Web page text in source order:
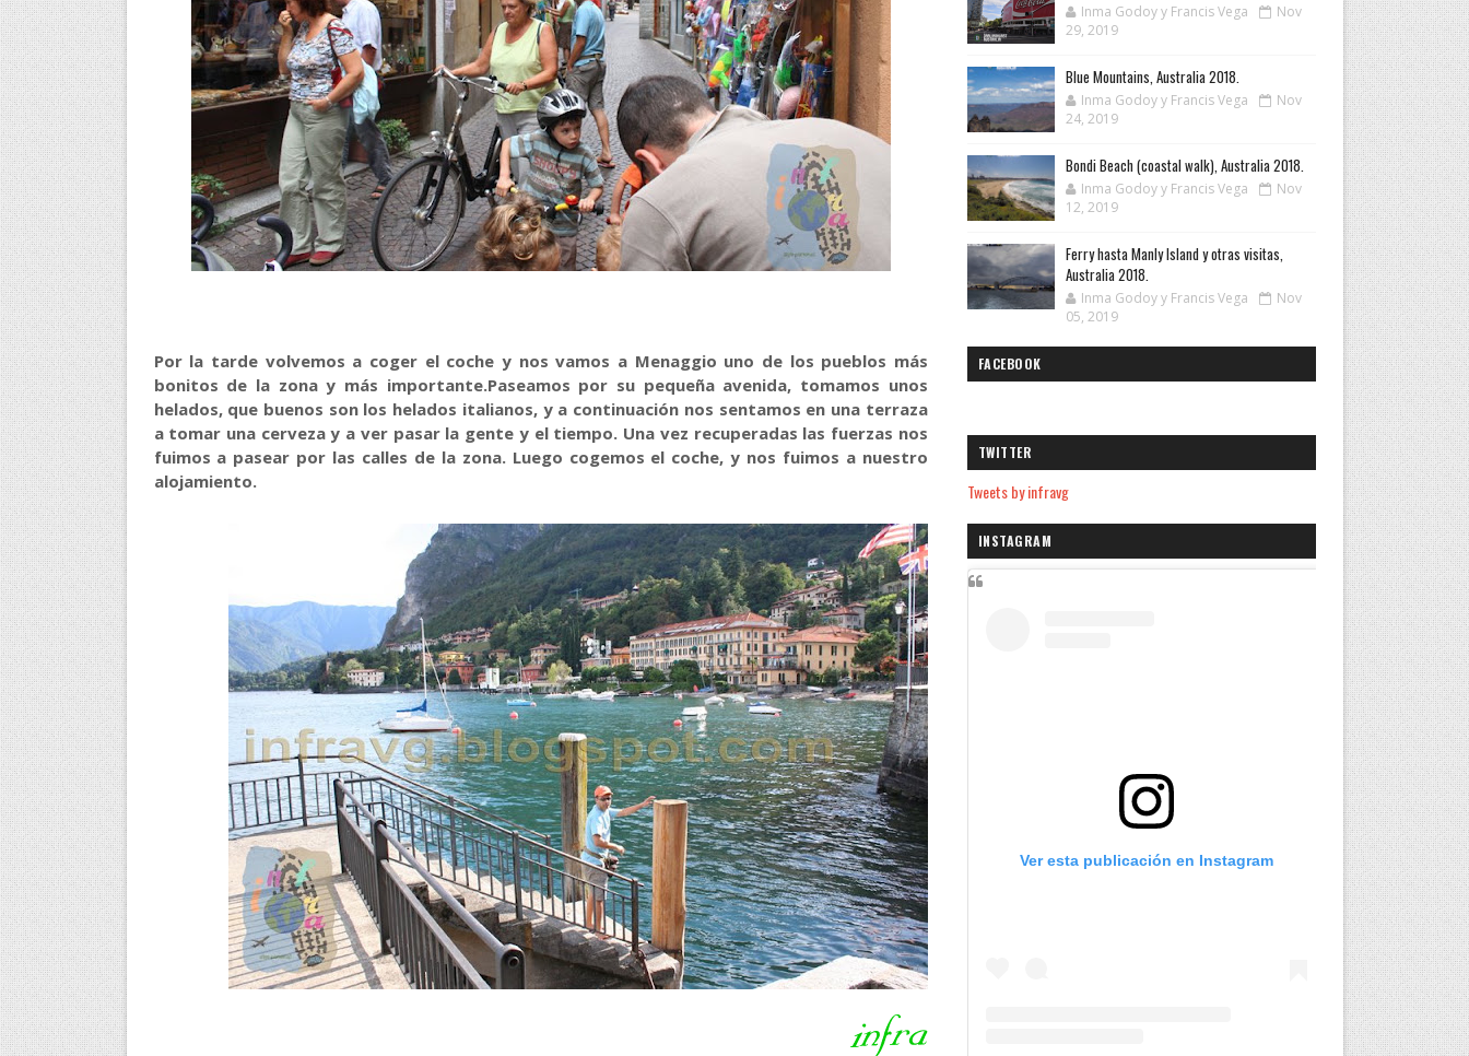
Por la tarde volvemos a coger el coche y nos vamos a Menaggio uno de los pueblos más
bonitos de la zona y más importante.Paseamos por su pequeña avenida, tomamos unos
helados, que buenos son los helados italianos, y a continuación nos sentamos en una terraza
a tomar una cerveza y a ver pasar la gente y el tiempo. Una vez recuperadas las fuerzas nos
fuimos a pasear por las calles de la zona. Luego cogemos el coche, y nos fuimos a nuestro
alojamiento.
Inma Godoy y Francis Vega
Nov
29, 2019
Blue Mountains, Australia 2018.
Inma Godoy y Francis Vega
Nov
24, 2019
Bondi Beach (coastal walk), Australia 2018.
Inma Godoy y Francis Vega
Nov
12, 2019
Ferry hasta Manly Island y otras visitas,
Australia 2018.
Inma Godoy y Francis Vega
Nov
05, 2019
FACEBOOK
TWITTER
Tweets by infravg
INSTAGRAM
Ver esta publicación en Instagram